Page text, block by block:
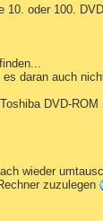
oder 100.
daran auch
DVD-ROM
wieder
zuzulegen